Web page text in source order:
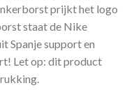
prijkt het logo
staat de Nike
Spanje support en
Let op: dit product